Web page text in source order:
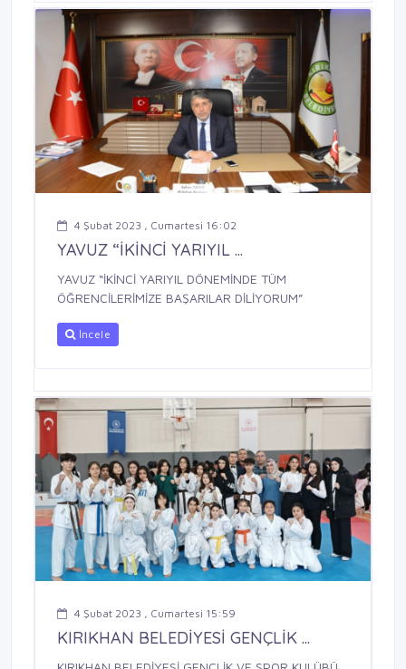
4 Şubat 2023 , Cumartesi 16:02
YAVUZ “İKİNCİ YARIYIL ...
YAVUZ “İKİNCİ YARIYIL DÖNEMİNDE TÜM
ÖĞRENCİLERİMİZE BAŞARILAR DİLİYORUM”
İncele
4 Şubat 2023 , Cumartesi 15:59
KIRIKHAN BELEDİYESİ GENÇLİK ...